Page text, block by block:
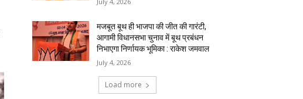
मजबूत बूथ ही भाजपा की जीत की गारंटी,
आगामी विधानसभा चुनाव में बूथ प्रबंधन
निभाएगा निर्णायक भूमिका : राकेश जमवाल
July 4, 2026
Load more